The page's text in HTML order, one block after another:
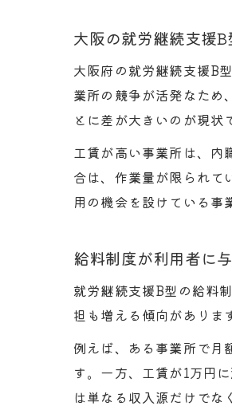
大阪の就労継続支援
大阪府の就労継続支援B
業所の競争が活発なため
とに差が大きいのが現状
工賃が高い事業所は、内
合は、作業量が限られて
用の機会を設けている事
給料制度が利用者に
就労継続支援B型の給料
担も増える傾向がありま
例えば、ある事業所で月
す。一方、工賃が1万円
は単なる収入源だけでな